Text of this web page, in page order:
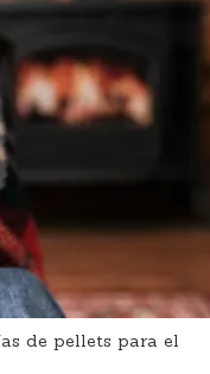
de pellets para el